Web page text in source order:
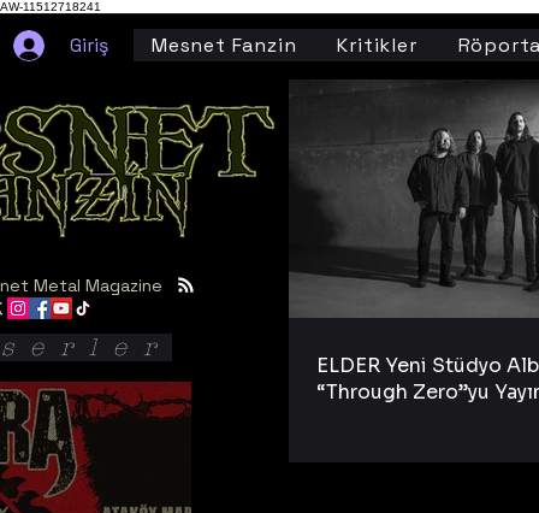
AW-11512718241
Giriş Mesnet Fanzin Kritikler
Metal Magazine
ELDER Yeni Stüdyo
“Through Zero”yu